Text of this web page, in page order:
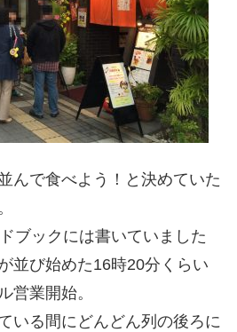
んで食べよう！と決めていた
ブックには書いていました
並び始めた16時20分くらい
営業開始。
いる間にどんどん列の後ろに